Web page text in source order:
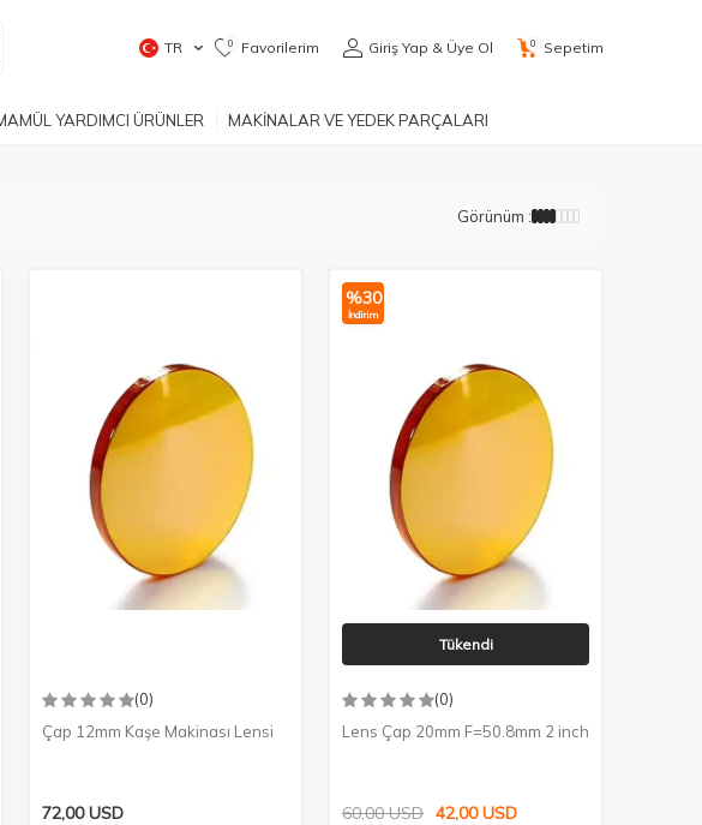
TR 0 Favorilerim Giriş Yap & Üye Ol 0 Sepetim
YARDIMCI ÜRÜNLER MAKİNALAR VE YEDEK PARÇALARI
Görünüm :
(0)
Çap 12mm Kaşe Makinası Lensi
72,00USD
%30
İndirim
Tükendi
(0)
Lens Çap 20mm F=50.8mm 2 inch
60,00USD 42,00USD